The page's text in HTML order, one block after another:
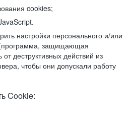
cookies;
настройки персонального и/или
(программа, защищающая
деструктивных действий из
чтобы они допускали работу
Cookie: